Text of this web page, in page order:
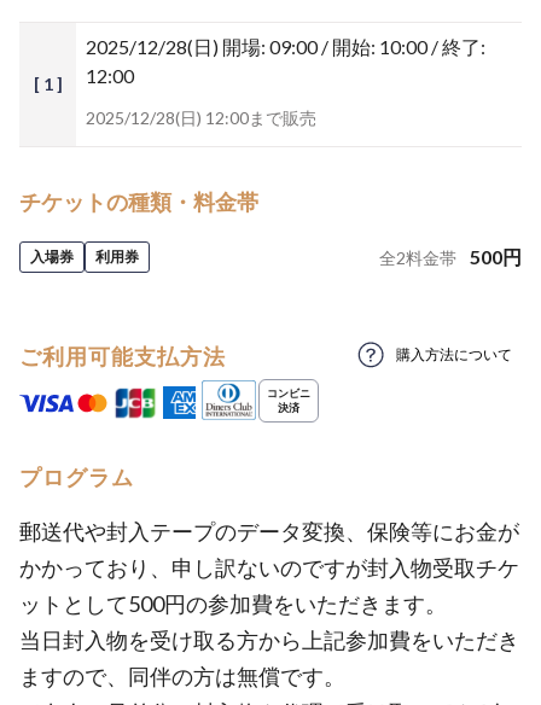
[ 1 ]
2025/12/28(日) 開場: 09:00 / 開始: 10:00 / 終了:
12:00
2025/12/28(日) 12:00まで販売
チケットの種類・料金帯
入場券 利用券 全2料金帯 500円
ご利用可能支払方法 購入方法について
プログラム
郵送代や封入テープのデータ変換、保険等にお金が
かかっており、申し訳ないのですが封入物受取チケ
ットとして500円の参加費をいただきます。
当日封入物を受け取る方から上記参加費をいただき
ますので、同伴の方は無償です。